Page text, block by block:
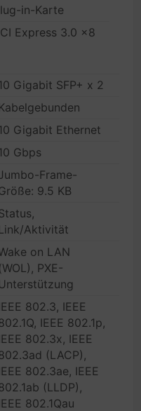
in-Karte
Express 3.0 x8
Gigabit SFP+ x 2
Gigabit Ethernet
Gbps
Frame-
9.5 KB
Aktivität
on LAN
(WOL), PXE-
802.3, IEEE
IEEE 802.1p,
802.3x, IEEE
(LACP),
802.3ae, IEEE
(LLDP),
802.1Qau